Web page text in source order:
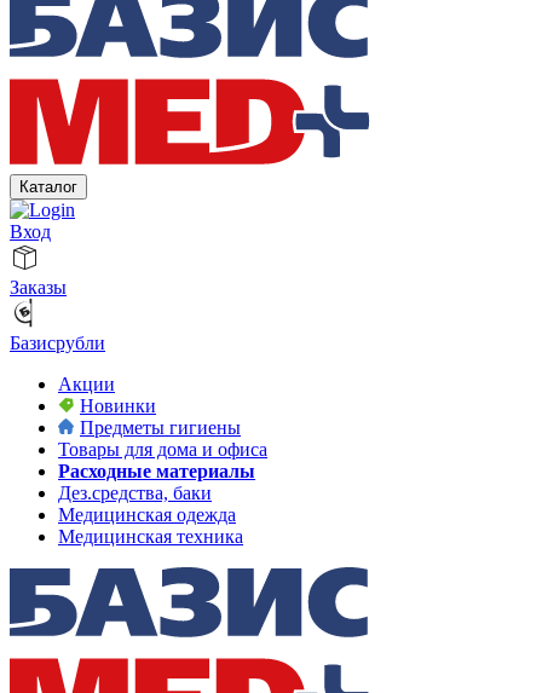
Каталог
Вход
Заказы
Базисрубли
Акции
Новинки
Предметы гигиены
Товары для дома и офиса
Расходные материалы
Дез.средства, баки
Медицинская одежда
Медицинская техника